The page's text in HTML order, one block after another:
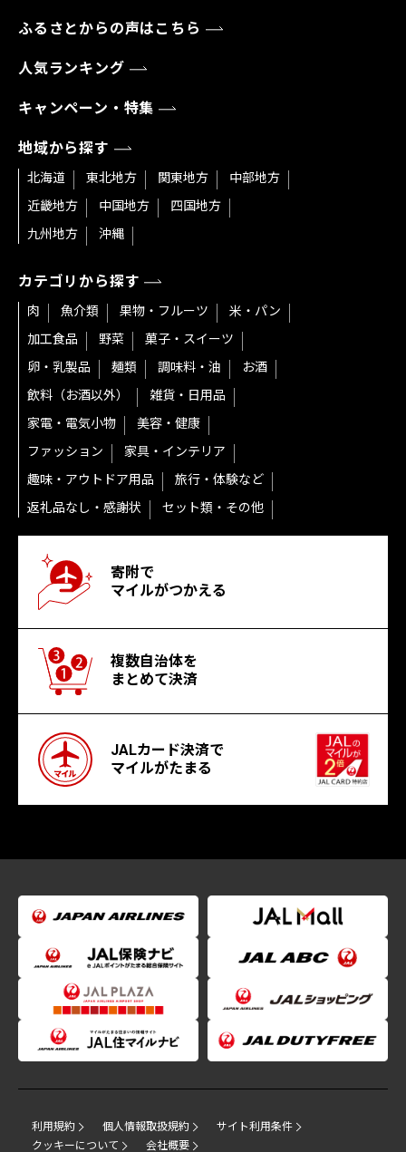
ふるさとからの声はこちら
人気ランキング
キャンペーン・特集
地域から探す
北海道 東北地方 関東地方
中部地方
近畿地方
中国地方
四国地方
九州地方
沖縄
カテゴリから探す
肉 魚介類 果物・フルーツ
米・パン
加工食品
野菜
菓子・スイーツ
卵・乳製品
麺類 調味料・油
お酒
飲料（お酒以外）
雑貨・日用品
家電・電気小物
美容・健康
ファッション
家具・インテリア
趣味・アウトドア用品
旅行・体験など
返礼品なし・感謝状
セット類・その他
寄附で
マイルがつかえる
複数自治体を
まとめて決済
JALカード決済で
マイルがたまる
利用規約 個人情報取扱規約
サイト利用条件
クッキーについて
会社概要